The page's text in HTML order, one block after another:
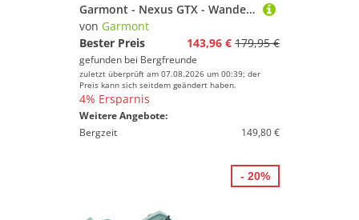
Garmont - Nexus GTX - Wanderschuhe Gr 46,5 grau
von Garmont
Bester Preis
143,96 € 179,95 €
gefunden bei Bergfreunde
zuletzt überprüft am 07.08.2026 um 00:39; der
Preis kann sich seitdem geändert haben.
4% Ersparnis
Weitere Angebote:
Bergzeit
149,80 €
- 20%